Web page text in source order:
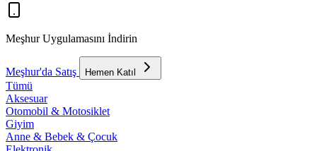
Meşhur Uygulamasını İndirin
Meşhur'da Satış Hemen Katıl
Tümü
Aksesuar
Otomobil & Motosiklet
Giyim
Anne & Bebek & Çocuk